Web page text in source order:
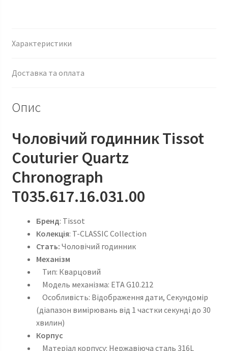
Характеристики
Доставка та оплата
Опис
Чоловічий годинник Tissot
Couturier Quartz
Chronograph
T035.617.16.031.00
Бренд: Tissot
Колекція: T-CLASSIC Collection
Стать: Чоловічий годинник
Механізм
Тип: Кварцовий
Модель механізма: ETA G10.212
Особливість: Відображення дати, Секундомір
(діапазон вимірювань від 1 частки секунді до 30
хвилин)
Корпус
Матеріал корпусу: Нержавіюча сталь 316L